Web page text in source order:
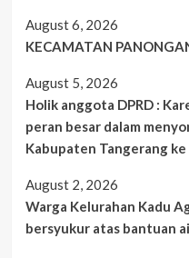
August 6, 2026
KECAMATAN
August 5, 2026
Holik anggota DPRD :
peran besar dalam
Kabupaten Tangerang ke
August 2, 2026
Warga Kelurahan Kadu
bersyukur atas bantuan